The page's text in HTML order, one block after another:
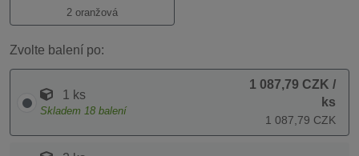
2 oranžová
Zvolte balení po:
1 ks
Skladem 18 balení
1 087,79 CZK /
ks
1 087,79 CZK